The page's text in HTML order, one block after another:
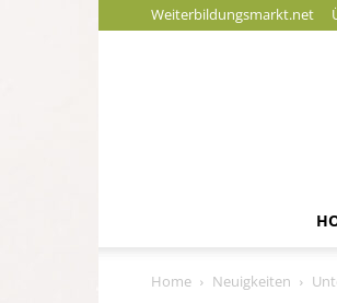
Weiterbildungsmarkt.net
Home Neuigkeiten